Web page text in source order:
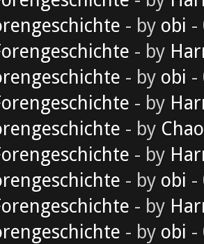
- by obi -
- by
- by obi -
- by
- by
- by
- by obi -
- by
- by obi -